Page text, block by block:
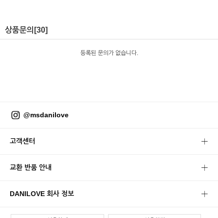
상품문의 [30]
등록된 문의가 없습니다.
@msdanilove
고객센터
교환 반품 안내
DANILOVE 회사 정보